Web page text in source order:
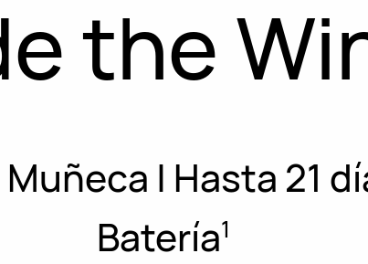
the
| Hasta 21
Batería1